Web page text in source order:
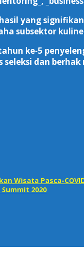
yang
subsektor
ke-5
dan
Wisata Pasca-
2020